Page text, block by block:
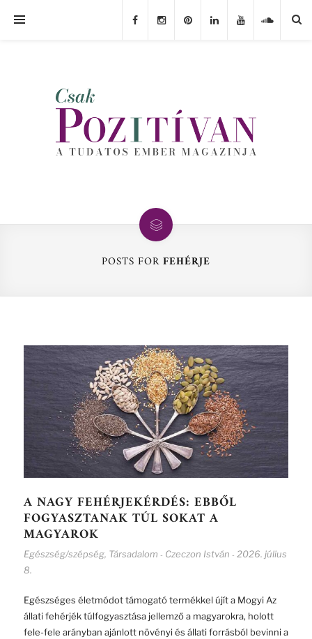
POSTS FORFEHÉRJE
A NAGY FEHÉRJEKÉRDÉS: EBBŐL
FOGYASZTANAK TÚL SOKAT A
MAGYAROK
Egészség/szépség, Társadalom - Czeczon István - 2026. július
8.
Egészséges életmódot támogató termékkel újít a Mogyi Az
állati fehérjék túlfogyasztása jellemző a magyarokra, holott
fele-fele arányban ajánlott növényi és állati forrásból bevinni a